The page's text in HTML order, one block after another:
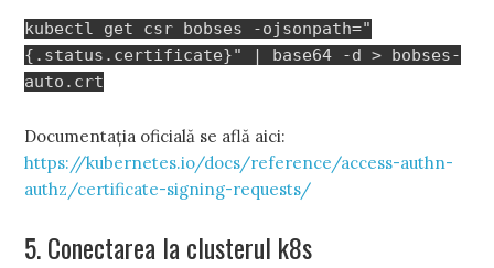
kubectl get csr bobses -ojsonpath="
{.status.certificate}" | base64 -d > bobses-
auto.crt
Documentația oficială se află aici:
https://kubernetes.io/docs/reference/access-authn-
authz/certificate-signing-requests/
5. Conectarea la clusterul k8s